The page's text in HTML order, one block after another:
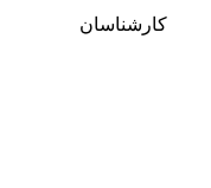
کارشناسان